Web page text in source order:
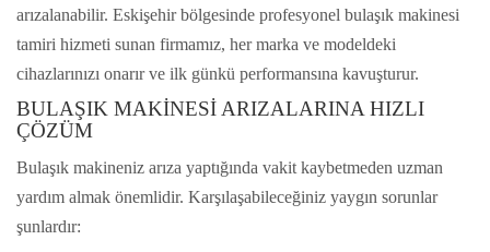
arızalanabilir. Eskişehir bölgesinde profesyonel bulaşık makinesi
tamiri hizmeti sunan firmamız, her marka ve modeldeki
cihazlarınızı onarır ve ilk günkü performansına kavuşturur.
BULAŞIK MAKINESI ARIZALARINA HIZLI
ÇÖZÜM
Bulaşık makineniz arıza yaptığında vakit kaybetmeden uzman
yardım almak önemlidir. Karşılaşabileceğiniz yaygın sorunlar
şunlardır: